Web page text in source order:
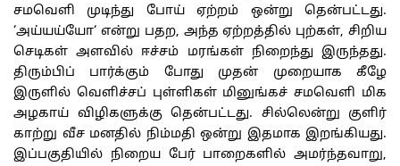
சமவெளி
முடிந்து போய் ஏற்றம் ஒன்று தென்பட்டது.
‘அய்யய்யோ‘ என்று பதற, அந்த ஏற்றத்தில் புற்கள்,சிறிய
செடிகள் அளவில் ஈச்சம் மரங்கள் நிறைந்து இருந்தது.
திரும்பிப்
பார்க்கும் போது முதன் முறையாக
கீழே
இருளில் வெளிச்சப் புள்ளிகள் மினுங்கச் சமவெளி மிக
அழகாய் விழிகளுக்கு தென்பட்டது. சில்லென்று
குளிர்
காற்று வீச மனதில் நிம்மதி ஒன்று இதமாக இறங்கியது.
இப்பகுதியில் நிறைய பேர் பாறைகளில் அமர்ந்தவாறு,